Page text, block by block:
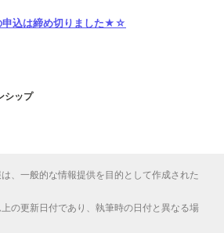
込は締め切りました★☆
シップ
、一般的な情報提供を目的として作成された
の更新日付であり、執筆時の日付と異なる場